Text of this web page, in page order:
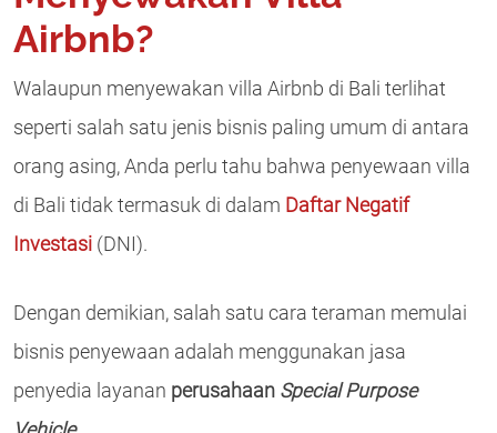
Airbnb?
Walaupun menyewakan villa Airbnb di Bali terlihat
seperti salah satu jenis bisnis paling umum di antara
orang asing, Anda perlu tahu bahwa penyewaan villa
di Bali tidak termasuk di dalam Daftar Negatif
Investasi (DNI).
Dengan demikian, salah satu cara teraman memulai
bisnis penyewaan adalah menggunakan jasa
penyedia layanan perusahaan Special Purpose